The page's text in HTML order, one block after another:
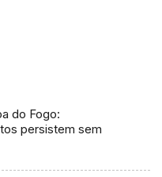
do Fogo:
persistem sem